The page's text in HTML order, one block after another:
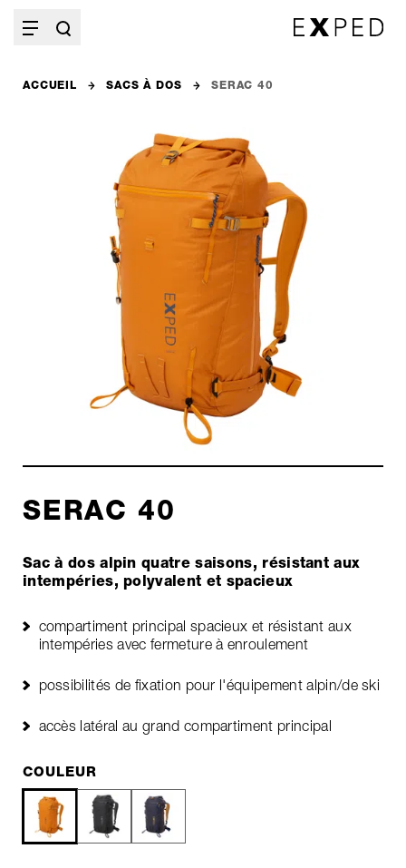
ACCUEIL SACS À DOS SERAC 40
SERAC 40
Sac à dos alpin quatre saisons, résistant aux
intempéries, polyvalent et spacieux
compartiment principal spacieux et résistant aux
intempéries avec fermeture à enroulement
possibilités de fixation pour l'équipement alpin/de ski
accès latéral au grand compartiment principal
COULEUR